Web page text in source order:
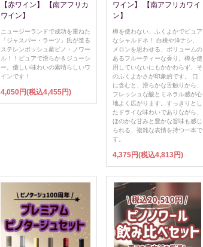
【赤ワイン】 【南アフリカ
ワイン】
ニュージーランドで成功を重ねた
「ジャスパー・ラーツ」氏が造る
ステレンボッシュ産ピノ・ノワー
ル！！ピュアで滑らか＆ジューシ
ー。優しい味わいの素晴らしいワ
インです！
4,050円(税込4,455円)
ワイン】 【南アフリカワイ
ン】
樽を使わない、ふくよかでピュア
なシャルドネ！ 白桃や洋ナシ、
メロンを思わせる、ボリュームの
あるフルーティーな香り。樽を使
用していないにもかかわらず、そ
のふくよかさが印象的です。 口
に含むと、滑らかな舌触りから、
フレッシュな酸とミネラル感が心
地よく広がります。すっきりとし
たドライな味わいでありながら、
ほのかな甘みと豊かな旨味も感じ
られる、複雑な表情を持つ一本で
す。
4,375円(税込4,813円)